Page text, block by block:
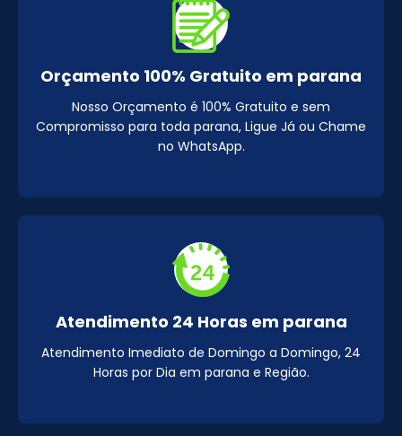
Orçamento 100% Gratuito em parana
Nosso Orçamento é 100% Gratuito e sem
Compromisso para toda parana, Ligue Já ou Chame
no WhatsApp.
Atendimento 24 Horas em parana
Atendimento Imediato de Domingo a Domingo, 24
Horas por Dia em parana e Região.